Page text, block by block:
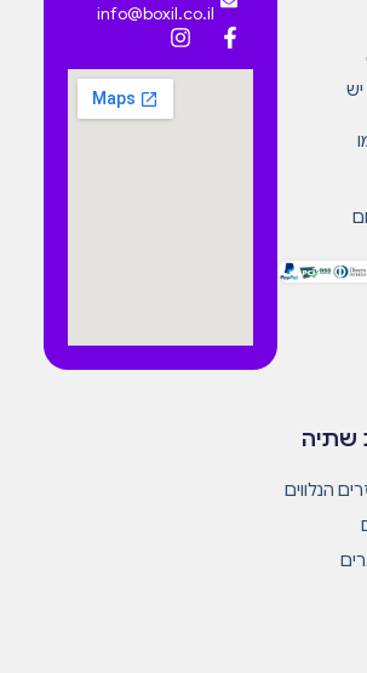
יש
info@boxil.co.il
שתיה
הנלווים